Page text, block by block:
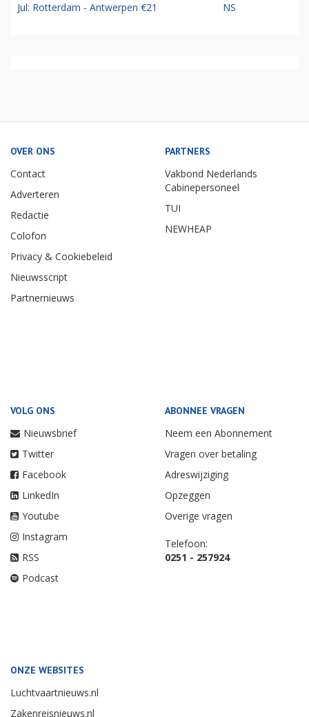
Jul: Rotterdam - Antwerpen €21 NS
OVER ONS
Contact
Adverteren
Redactie
Colofon
Privacy & Cookiebeleid
Nieuwsscript
Partnernieuws
PARTNERS
Vakbond Nederlands
Cabinepersoneel
TUI
NEWHEAP
VOLG ONS
Nieuwsbrief
Twitter
Facebook
LinkedIn
Youtube
Instagram
RSS
Podcast
ABONNEE VRAGEN
Neem een Abonnement
Vragen over betaling
Adreswijziging
Opzeggen
Overige vragen
Telefoon:
0251 - 257924
ONZE WEBSITES
Luchtvaartnieuws.nl
Zakenreisnieuws.nl